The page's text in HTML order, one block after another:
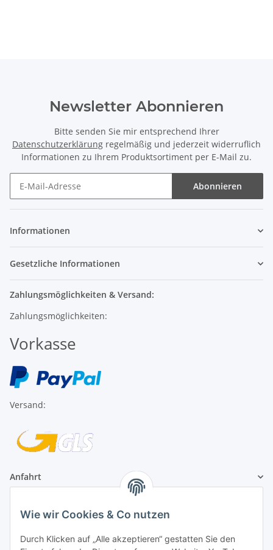
Newsletter Abonnieren
Bitte senden Sie mir entsprechend Ihrer
Datenschutzerklärung regelmäßig und jederzeit widerruflich
Informationen zu Ihrem Produktsortiment per E-Mail zu.
Abonnieren
Informationen
Gesetzliche Informationen
Zahlungsmöglichkeiten & Versand:
Zahlungsmöglichkeiten:
Vorkasse
Versand:
Anfahrt
1A Football Angebote
1A-Football ist
Wie wir Cookies & Co nutzen
Durch Klicken auf „Alle akzeptieren“ gestatten Sie den